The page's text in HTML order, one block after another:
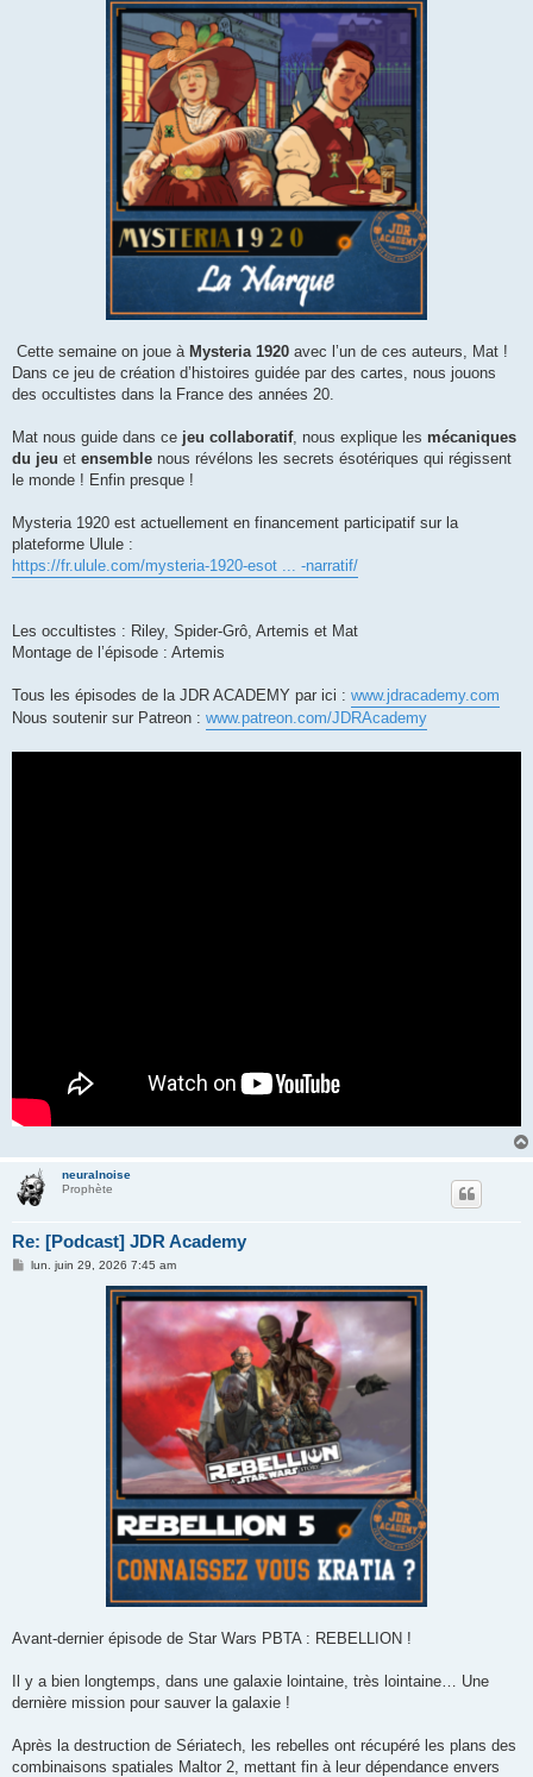
Cette semaine on joue à Mysteria 1920 avec l’un de ces auteurs, Mat !
Dans ce jeu de création d’histoires guidée par des cartes, nous jouons
des occultistes dans la France des années 20.
Mat nous guide dans ce jeu collaboratif, nous explique les mécaniques
du jeu et ensemble nous révélons les secrets ésotériques qui régissent
le monde ! Enfin presque !
Mysteria 1920 est actuellement en financement participatif sur la
plateforme Ulule :
https://fr.ulule.com/mysteria-1920-esot ... -narratif/
Les occultistes : Riley, Spider-Grô, Artemis et Mat
Montage de l’épisode : Artemis
Tous les épisodes de la JDR ACADEMY par ici : www.jdracademy.com
Nous soutenir sur Patreon : www.patreon.com/JDRAcademy
neuralnoise
Prophète
Re: [Podcast] JDR Academy
Mlun. juin 29, 2026 7:45 am
Avant-dernier épisode de Star Wars PBTA : REBELLION !
Il y a bien longtemps, dans une galaxie lointaine, très lointaine… Une
dernière mission pour sauver la galaxie !
Après la destruction de Sériatech, les rebelles ont récupéré les plans des
combinaisons spatiales Maltor 2, mettant fin à leur dépendance envers